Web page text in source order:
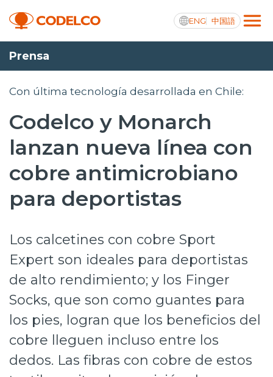
ENG 中国語
Transparencia activa
Sustentabilidad
Innovación
Inversionistas
Prensa
Trabaja en Codelco
Transparencia activa
Canales de denuncia
Prensa
Con última tecnología desarrollada en Chile:
Codelco y Monarch
lanzan nueva línea con
cobre antimicrobiano
para deportistas
Los calcetines con cobre Sport
Expert son ideales para deportistas
de alto rendimiento; y los Finger
Socks, que son como guantes para
los pies, logran que los beneficios del
cobre lleguen incluso entre los
dedos. Las fibras con cobre de estos